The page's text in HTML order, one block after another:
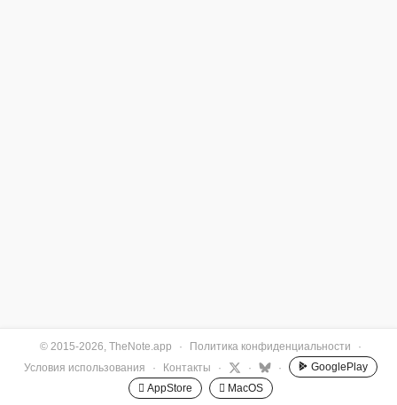
© 2015-2026, TheNote.app · Политика конфиденциальности
·
Условия использования
· Контакты · · ·
GooglePlay
 AppStore
 MacOS